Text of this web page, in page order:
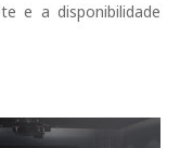
e a disponibilidade